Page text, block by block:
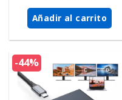
Añadir al carrito
-44%